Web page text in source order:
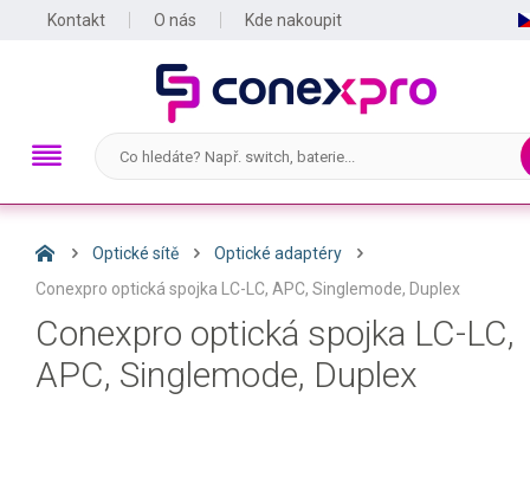
Kontakt O nás Kde nakoupit
Optické sítě
Optické adaptéry
Conexpro optická spojka LC-LC, APC, Singlemode, Duplex
Conexpro optická spojka LC-LC,
APC, Singlemode, Duplex